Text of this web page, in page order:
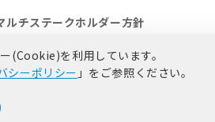
(Cookie)を利用しています。
シーポリシー 」をご参照ください。
ルチステークホルダー方針